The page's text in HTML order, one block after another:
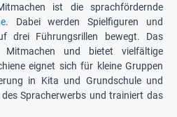
ist die sprachfördernde
. Dabei werden Spielfiguren und
drei Führungsrillen bewegt. Das
und bietet vielfältige
eignet sich für kleine Gruppen
in Kita und Grundschule und
Spracherwerbs und trainiert das